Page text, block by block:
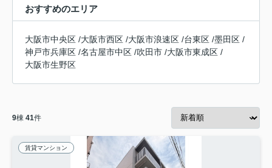
おすすめのエリア
大阪市中央区 /大阪市西区 /大阪市浪速区 /台東区 /墨田区 /
神戸市兵庫区 /名古屋市中区 /吹田市 /大阪市東成区 /
大阪市生野区
9棟 41件
賃貸マンション